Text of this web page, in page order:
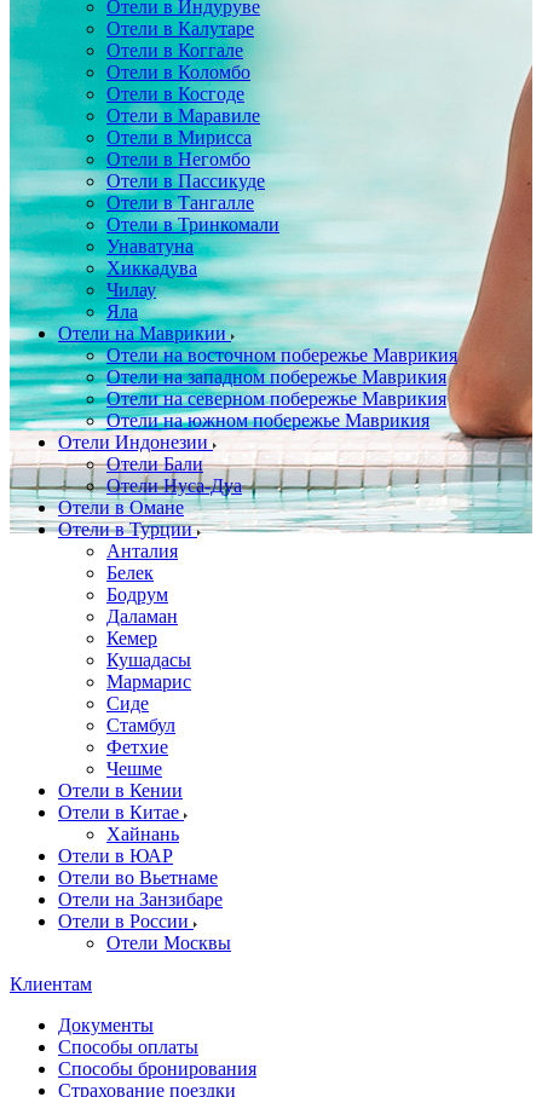
Отели в Индуруве
Отели в Калутаре
Отели в Коггале
Отели в Коломбо
Отели в Косгоде
Отели в Маравиле
Отели в Мирисса
Отели в Негомбо
Отели в Пассикуде
Отели в Тангалле
Отели в Тринкомали
Унаватуна
Хиккадува
Чилау
Яла
Отели на Маврикии
Отели на восточном побережье Маврикия
Отели на западном побережье Маврикия
Отели на северном побережье Маврикия
Отели на южном побережье Маврикия
Отели Индонезии
Отели Бали
Отели Нуса-Дуа
Отели в Омане
Отели в Турции
Анталия
Белек
Бодрум
Даламан
Кемер
Кушадасы
Мармарис
Сиде
Стамбул
Фетхие
Чешме
Отели в Кении
Отели в Китае
Хайнань
Отели в ЮАР
Отели во Вьетнаме
Отели на Занзибаре
Отели в России
Отели Москвы
Клиентам
Документы
Способы оплаты
Способы бронирования
Страхование поездки